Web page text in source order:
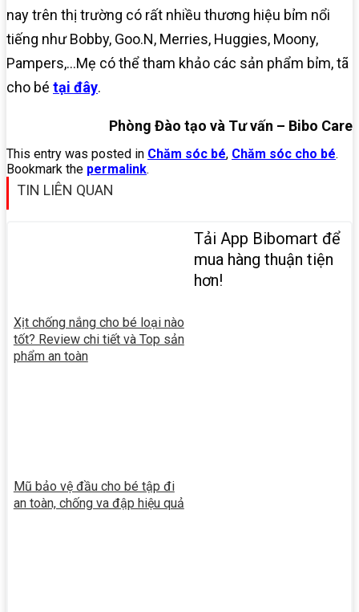
nay trên thị trường có rất nhiều thương hiệu bỉm nổi
tiếng như Bobby, Goo.N, Merries, Huggies, Moony,
Pampers,…Mẹ có thể tham khảo các sản phẩm bỉm, tã
cho bé tại đây.
Phòng Đào tạo và Tư vấn – Bibo Care
This entry was posted in Chăm sóc bé, Chăm sóc cho bé.
Bookmark the permalink.
TIN LIÊN QUAN
Xịt chống nắng cho bé loại nào
tốt? Review chi tiết và Top sản
phẩm an toàn
Mũ bảo vệ đầu cho bé tập đi
an toàn, chống va đập hiệu quả
Tải App Bibomart để
mua hàng thuận tiện
hơn!